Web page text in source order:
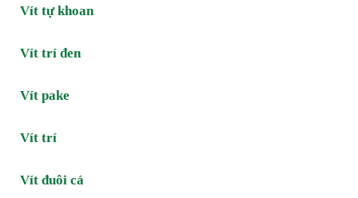
Vít tự khoan
Vít trí đen
Vít pake
Vít trí
Vít đuôi cá